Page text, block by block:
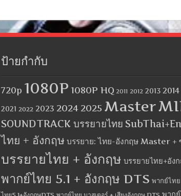
ป้ายกำกับ
720p 1080P 1080P HQ 2011 2012 2013 2014
2021 2022 2023 2024 2025 Master
SOUNDTRACK บรรยายไทย
ไทย + อังกฤษ บรรยาย: ไทย-อังกฤษ Master +
บรรยายไทย + อังกฤษ บรรยายไทย+อัง
พากย์ไทย 5.1 + อังกฤษ DTS พากย์ไทย